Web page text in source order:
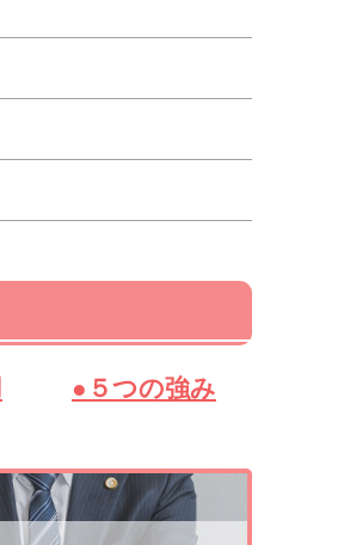
●５つの強み